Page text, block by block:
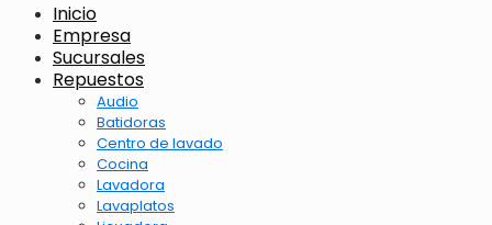
Inicio
Empresa
Sucursales
Repuestos
Audio
Batidoras
Centro de lavado
Cocina
Lavadora
Lavaplatos